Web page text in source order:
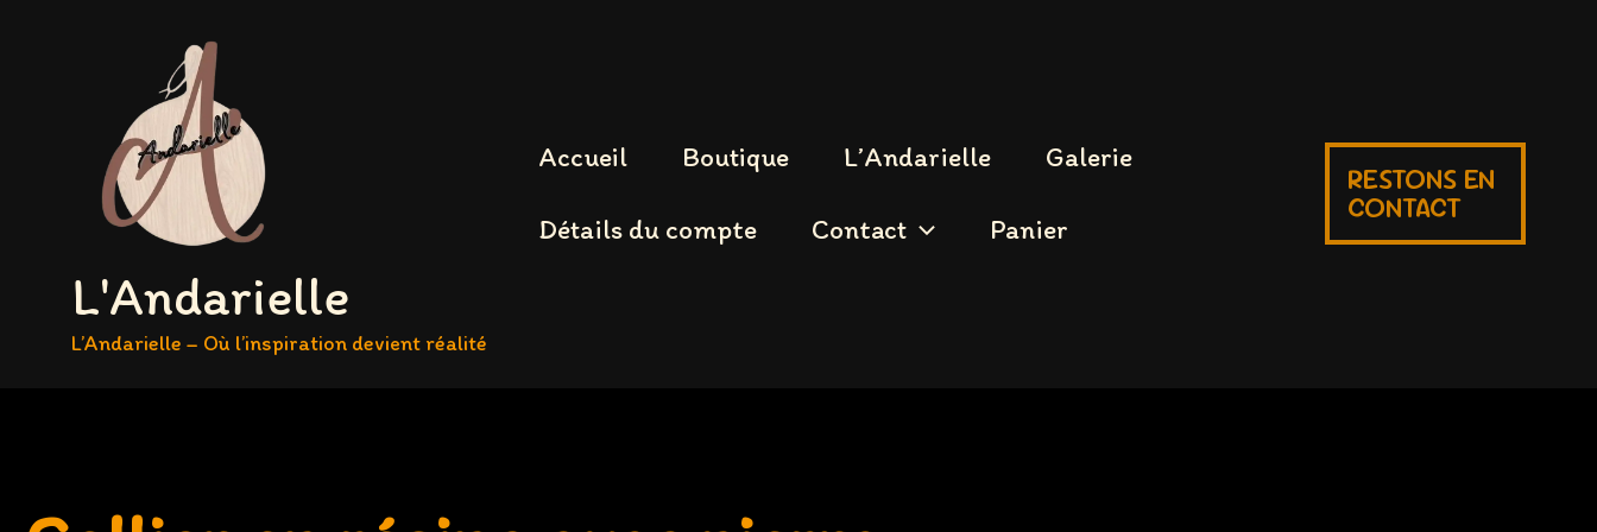
L'Andarielle
L’Andarielle – Où l’inspiration devient réalité
Accueil Boutique L’Andarielle Galerie
Détails du compte Contact Panier
RESTONS EN
CONTACT